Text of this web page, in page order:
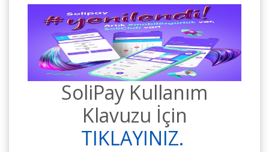
SoliPay Kullanım
Klavuzu İçin
TIKLAYINIZ.